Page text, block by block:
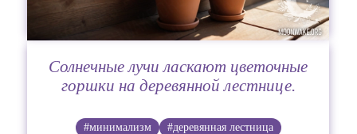
Солнечные лучи ласкают цветочные
горшки на деревянной лестнице.
#минимализм
#деревянная лестница